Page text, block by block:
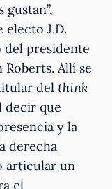
gustan”,
electo J.D.
del presidente
Allí se
delthink
decir que
y la
derecha
articular un
el